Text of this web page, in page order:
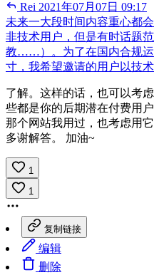
Rei 2021年07月07日 09:17
未来一大段时间内容重心都
非技术用户，但是有时话题
教……）。为了在国内合规运
寸，我希望邀请的用户以技术
了解。这样的话，也可以考
些都是你的后期潜在付费用户
那个网站我用过，也考虑用
多谢解答。 加油~
1
1
复制链接
编辑
删除